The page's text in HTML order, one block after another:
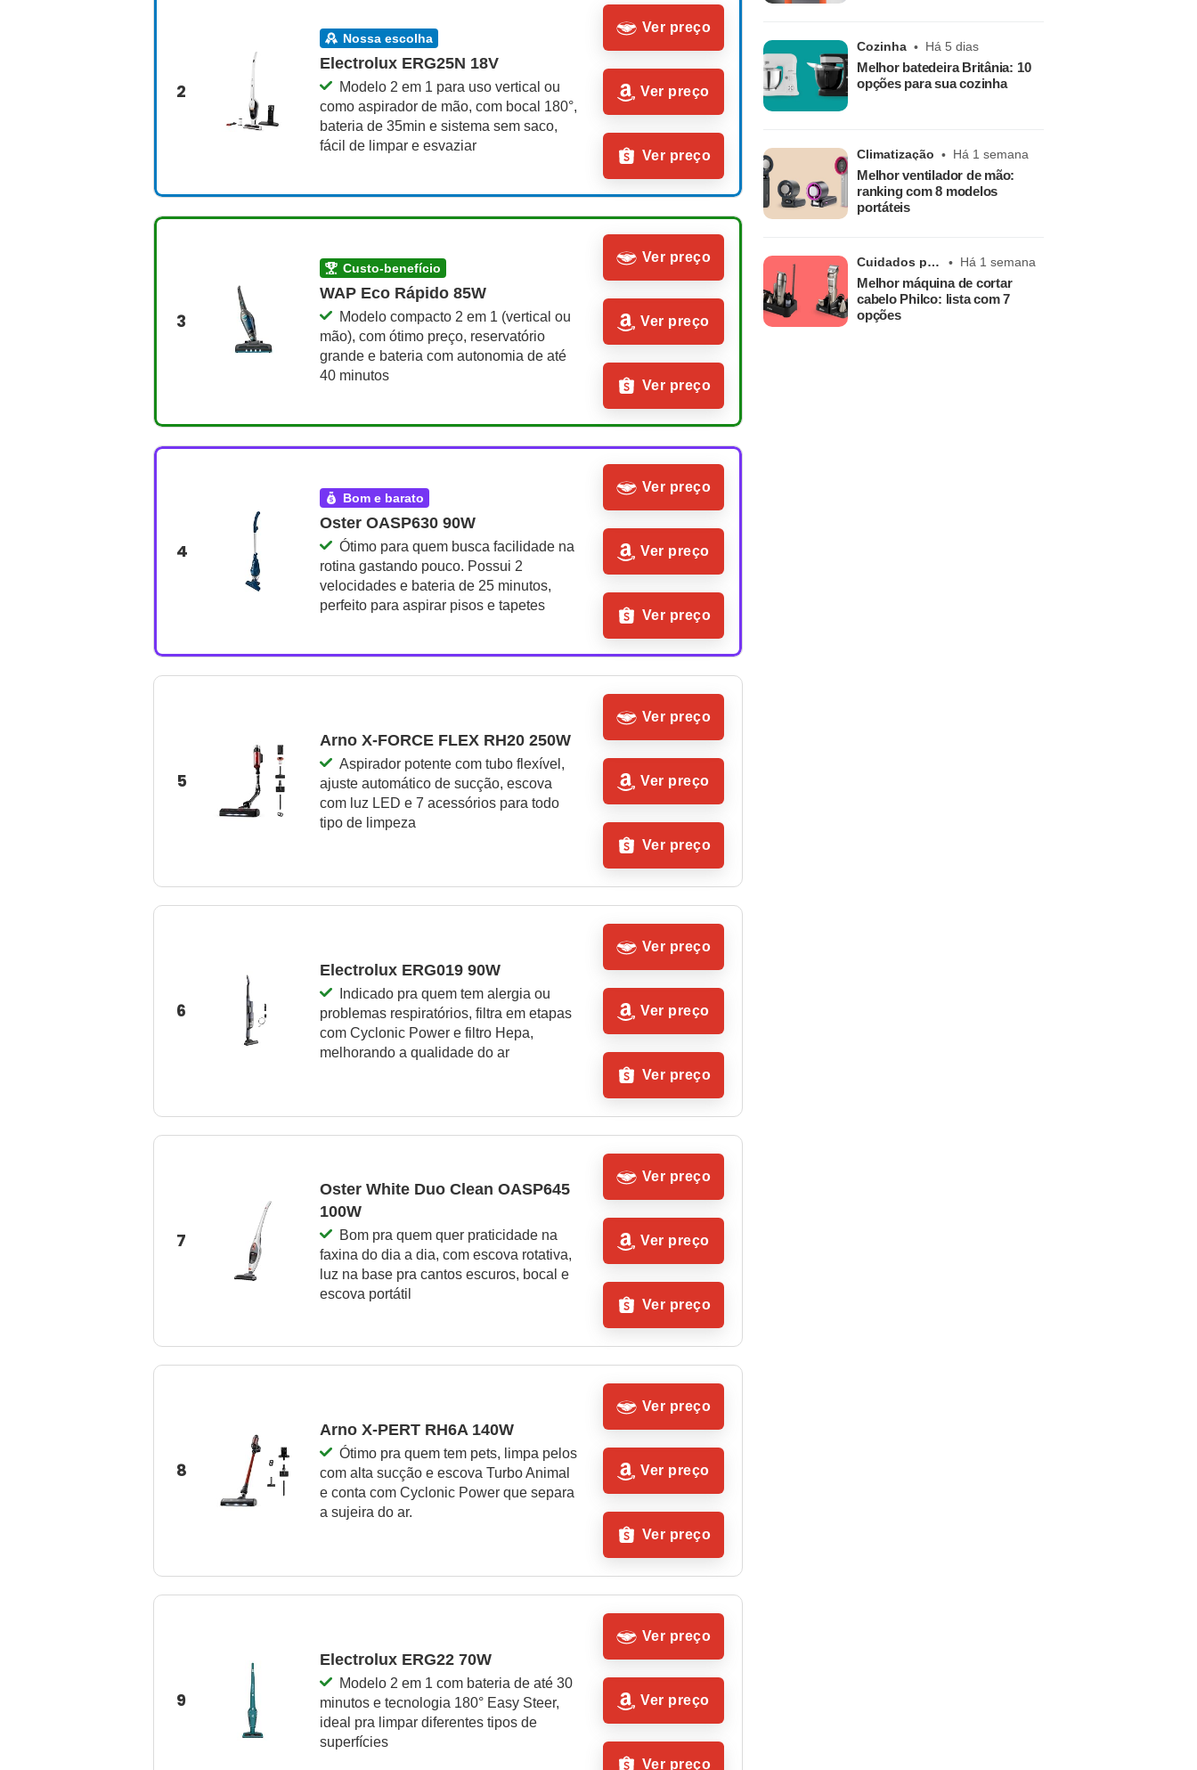
2
nossa escolha
Electrolux ERG25N 18V
Modelo 2 em 1 para uso vertical ou
como aspirador de mão, com bocal 180°,
bateria de 35min e sistema sem saco,
fácil de limpar e esvaziar
Ver preço
Ver preço
Ver preço
3
custo-benefício
WAP Eco Rápido 85W
Modelo compacto 2 em 1 (vertical ou
mão), com ótimo preço, reservatório
grande e bateria com autonomia de até
40 minutos
Ver preço
Ver preço
Ver preço
4
bom e barato
Oster OASP630 90W
Ótimo para quem busca facilidade na
rotina gastando pouco. Possui 2
velocidades e bateria de 25 minutos,
perfeito para aspirar pisos e tapetes
Ver preço
Ver preço
Ver preço
5
Arno X-FORCE FLEX RH20 250W
Aspirador potente com tubo flexível,
ajuste automático de sucção, escova
com luz LED e 7 acessórios para todo
tipo de limpeza
Ver preço
Ver preço
Ver preço
6
Electrolux ERG019 90W
Indicado pra quem tem alergia ou
problemas respiratórios, filtra em etapas
com Cyclonic Power e filtro Hepa,
melhorando a qualidade do ar
Ver preço
Ver preço
Ver preço
7
Oster White Duo Clean OASP645
100W
Bom pra quem quer praticidade na
faxina do dia a dia, com escova rotativa,
luz na base pra cantos escuros, bocal e
escova portátil
Ver preço
Ver preço
Ver preço
8
Arno X-PERT RH6A 140W
Ótimo pra quem tem pets, limpa pelos
com alta sucção e escova Turbo Animal
e conta com Cyclonic Power que separa
a sujeira do ar.
Ver preço
Ver preço
Ver preço
9
Electrolux ERG22 70W
Modelo 2 em 1 com bateria de até 30
minutos e tecnologia 180° Easy Steer,
ideal pra limpar diferentes tipos de
superfícies
Ver preço
Ver preço
Ver preço
Cozinha Há 5 dias
Melhor batedeira Britânia: 10
opções para sua cozinha
Climatização Há 1 semana
Melhor ventilador de mão:
ranking com 8 modelos
portáteis
Cuidados pessoais Há 1 semana
Melhor máquina de cortar
cabelo Philco: lista com 7
opções